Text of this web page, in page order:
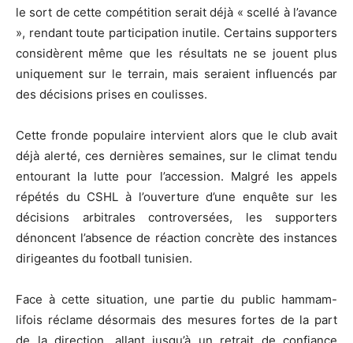
le sort de cette compétition serait déjà « scellé à l’avance
», rendant toute participation inutile. Certains supporters
considèrent même que les résultats ne se jouent plus
uniquement sur le terrain, mais seraient influencés par
des décisions prises en coulisses.
Cette fronde populaire intervient alors que le club avait
déjà alerté, ces dernières semaines, sur le climat tendu
entourant la lutte pour l’accession. Malgré les appels
répétés du CSHL à l’ouverture d’une enquête sur les
décisions arbitrales controversées, les supporters
dénoncent l’absence de réaction concrète des instances
dirigeantes du football tunisien.
Face à cette situation, une partie du public hammam-
lifois réclame désormais des mesures fortes de la part
de la direction, allant jusqu’à un retrait de confiance